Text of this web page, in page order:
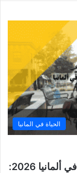
الحياة في المانيا
مواصلات ذوي الاحتياجات الخاصة في ألمانيا 2026: